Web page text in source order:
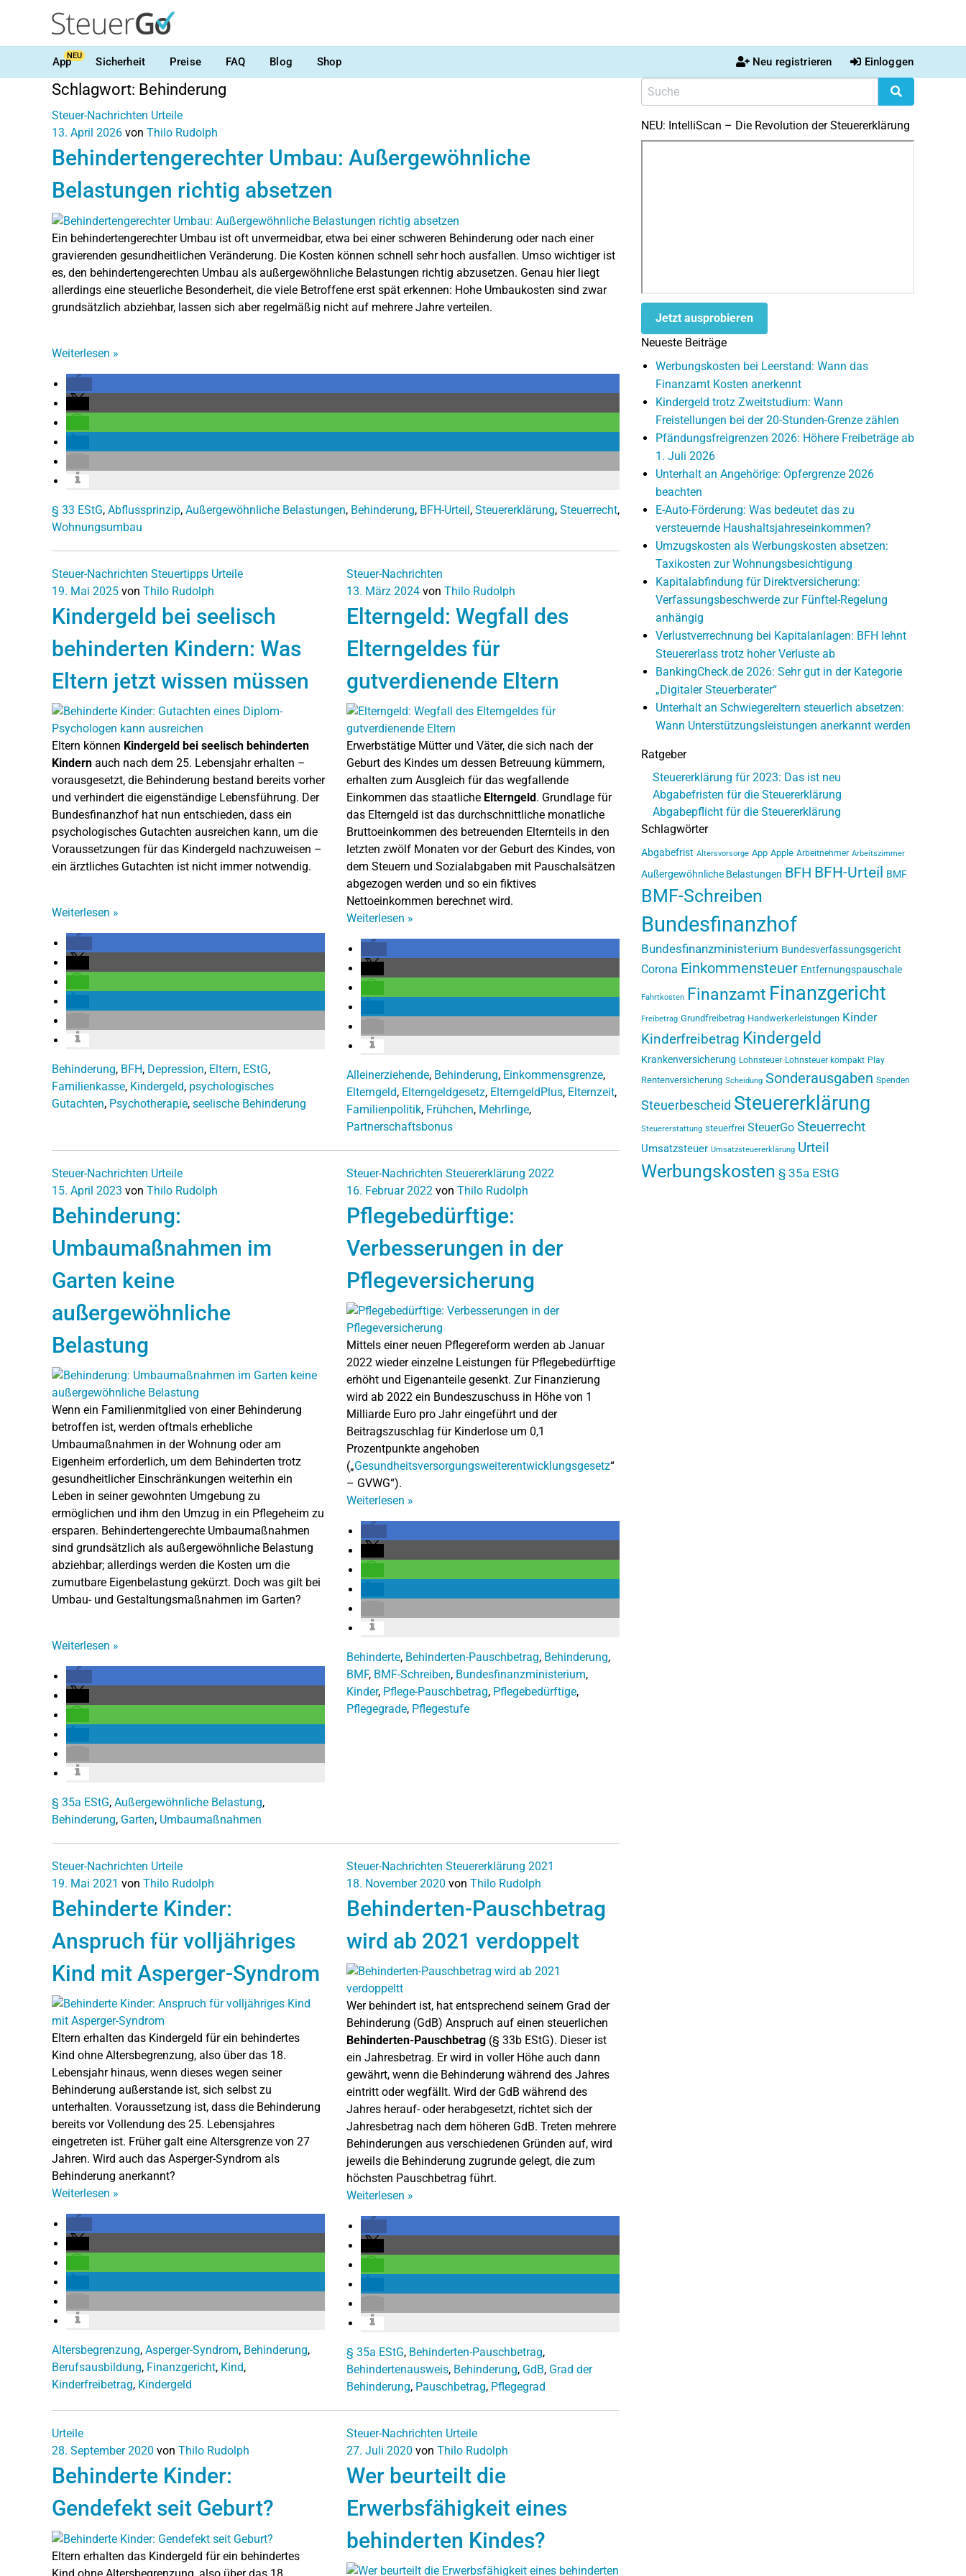
AppNEU Sicherheit Preise FAQ Blog Shop Neu registrieren Einloggen
Schlagwort: Behinderung
Steuer-Nachrichten Urteile
13. April 2026 von Thilo Rudolph
Behindertengerechter Umbau: Außergewöhnliche
Belastungen richtig absetzen
Ein behindertengerechter Umbau ist oft unvermeidbar, etwa bei einer schweren Behinderung oder nach einer
gravierenden gesundheitlichen Veränderung. Die Kosten können schnell sehr hoch ausfallen. Umso wichtiger ist
es, den behindertengerechten Umbau als außergewöhnliche Belastungen richtig abzusetzen. Genau hier liegt
allerdings eine steuerliche Besonderheit, die viele Betroffene erst spät erkennen: Hohe Umbaukosten sind zwar
grundsätzlich abziehbar, lassen sich aber regelmäßig nicht auf mehrere Jahre verteilen.
Weiterlesen »
§ 33 EStG, Abflussprinzip, Außergewöhnliche Belastungen, Behinderung, BFH-Urteil, Steuererklärung, Steuerrecht,
Wohnungsumbau
Steuer-Nachrichten Steuertipps Urteile
19. Mai 2025 von Thilo Rudolph
Kindergeld bei seelisch
behinderten Kindern: Was
Eltern jetzt wissen müssen
Eltern können Kindergeld bei seelisch behinderten
Kindern auch nach dem 25. Lebensjahr erhalten –
vorausgesetzt, die Behinderung bestand bereits vorher
und verhindert die eigenständige Lebensführung. Der
Bundesfinanzhof hat nun entschieden, dass ein
psychologisches Gutachten ausreichen kann, um die
Voraussetzungen für das Kindergeld nachzuweisen –
ein ärztliches Gutachten ist nicht immer notwendig.
Weiterlesen »
Behinderung, BFH, Depression, Eltern, EStG,
Familienkasse, Kindergeld, psychologisches
Gutachten, Psychotherapie, seelische Behinderung
Steuer-Nachrichten
13. März 2024 von Thilo Rudolph
Elterngeld: Wegfall des
Elterngeldes für
gutverdienende Eltern
Erwerbstätige Mütter und Väter, die sich nach der
Geburt des Kindes um dessen Betreuung kümmern,
erhalten zum Ausgleich für das wegfallende
Einkommen das staatliche Elterngeld. Grundlage für
das Elterngeld ist das durchschnittliche monatliche
Bruttoeinkommen des betreuenden Elternteils in den
letzten zwölf Monaten vor der Geburt des Kindes, von
dem Steuern und Sozialabgaben mit Pauschalsätzen
abgezogen werden und so ein fiktives
Nettoeinkommen berechnet wird.
Weiterlesen »
Alleinerziehende, Behinderung, Einkommensgrenze,
Elterngeld, Elterngeldgesetz, ElterngeldPlus, Elternzeit,
Familienpolitik, Frühchen, Mehrlinge,
Partnerschaftsbonus
Steuer-Nachrichten Urteile
15. April 2023 von Thilo Rudolph
Behinderung:
Umbaumaßnahmen im
Garten keine
außergewöhnliche
Belastung
Wenn ein Familienmitglied von einer Behinderung
betroffen ist, werden oftmals erhebliche
Umbaumaßnahmen in der Wohnung oder am
Eigenheim erforderlich, um dem Behinderten trotz
gesundheitlicher Einschränkungen weiterhin ein
Leben in seiner gewohnten Umgebung zu
ermöglichen und ihm den Umzug in ein Pflegeheim zu
ersparen. Behindertengerechte Umbaumaßnahmen
sind grundsätzlich als außergewöhnliche Belastung
abziehbar; allerdings werden die Kosten um die
zumutbare Eigenbelastung gekürzt. Doch was gilt bei
Umbau- und Gestaltungsmaßnahmen im Garten?
Weiterlesen »
§ 35a EStG, Außergewöhnliche Belastung,
Behinderung, Garten, Umbaumaßnahmen
Steuer-Nachrichten Steuererklärung 2022
16. Februar 2022 von Thilo Rudolph
Pflegebedürftige:
Verbesserungen in der
Pflegeversicherung
Mittels einer neuen Pflegereform werden ab Januar
2022 wieder einzelne Leistungen für Pflegebedürftige
erhöht und Eigenanteile gesenkt. Zur Finanzierung
wird ab 2022 ein Bundeszuschuss in Höhe von 1
Milliarde Euro pro Jahr eingeführt und der
Beitragszuschlag für Kinderlose um 0,1
Prozentpunkte angehoben
(„Gesundheitsversorgungsweiterentwicklungsgesetz“
– GVWG“).
Weiterlesen »
Behinderte, Behinderten-Pauschbetrag, Behinderung,
BMF, BMF-Schreiben, Bundesfinanzministerium,
Kinder, Pflege-Pauschbetrag, Pflegebedürftige,
Pflegegrade, Pflegestufe
Steuer-Nachrichten Urteile
19. Mai 2021 von Thilo Rudolph
Behinderte Kinder:
Anspruch für volljähriges
Kind mit Asperger-Syndrom
Eltern erhalten das Kindergeld für ein behindertes
Kind ohne Altersbegrenzung, also über das 18.
Lebensjahr hinaus, wenn dieses wegen seiner
Behinderung außerstande ist, sich selbst zu
unterhalten. Voraussetzung ist, dass die Behinderung
bereits vor Vollendung des 25. Lebensjahres
eingetreten ist. Früher galt eine Altersgrenze von 27
Jahren. Wird auch das Asperger-Syndrom als
Behinderung anerkannt?
Weiterlesen »
Altersbegrenzung, Asperger-Syndrom, Behinderung,
Berufsausbildung, Finanzgericht, Kind,
Kinderfreibetrag, Kindergeld
Steuer-Nachrichten Steuererklärung 2021
18. November 2020 von Thilo Rudolph
Behinderten-Pauschbetrag
wird ab 2021 verdoppelt
Wer behindert ist, hat entsprechend seinem Grad der
Behinderung (GdB) Anspruch auf einen steuerlichen
Behinderten-Pauschbetrag (§ 33b EStG). Dieser ist
ein Jahresbetrag. Er wird in voller Höhe auch dann
gewährt, wenn die Behinderung während des Jahres
eintritt oder wegfällt. Wird der GdB während des
Jahres herauf- oder herabgesetzt, richtet sich der
Jahresbetrag nach dem höheren GdB. Treten mehrere
Behinderungen aus verschiedenen Gründen auf, wird
jeweils die Behinderung zugrunde gelegt, die zum
höchsten Pauschbetrag führt.
Weiterlesen »
§ 35a EStG, Behinderten-Pauschbetrag,
Behindertenausweis, Behinderung, GdB, Grad der
Behinderung, Pauschbetrag, Pflegegrad
Urteile
28. September 2020 von Thilo Rudolph
Behinderte Kinder:
Gendefekt seit Geburt?
Eltern erhalten das Kindergeld für ein behindertes
Kind ohne Altersbegrenzung, also über das 18.
Steuer-Nachrichten Urteile
27. Juli 2020 von Thilo Rudolph
Wer beurteilt die
Erwerbsfähigkeit eines
behinderten Kindes?
NEU: IntelliScan – Die Revolution der Steuererklärung
Jetzt ausprobieren
Neueste Beiträge
Werbungskosten bei Leerstand: Wann das
Finanzamt Kosten anerkennt
Kindergeld trotz Zweitstudium: Wann
Freistellungen bei der 20-Stunden-Grenze zählen
Pfändungsfreigrenzen 2026: Höhere Freibeträge ab
1. Juli 2026
Unterhalt an Angehörige: Opfergrenze 2026
beachten
E-Auto-Förderung: Was bedeutet das zu
versteuernde Haushaltsjahreseinkommen?
Umzugskosten als Werbungskosten absetzen:
Taxikosten zur Wohnungsbesichtigung
Kapitalabfindung für Direktversicherung:
Verfassungsbeschwerde zur Fünftel-Regelung
anhängig
Verlustverrechnung bei Kapitalanlagen: BFH lehnt
Steuererlass trotz hoher Verluste ab
BankingCheck.de 2026: Sehr gut in der Kategorie
„Digitaler Steuerberater“
Unterhalt an Schwiegereltern steuerlich absetzen:
Wann Unterstützungsleistungen anerkannt werden
Ratgeber
Steuererklärung für 2023: Das ist neu
Abgabefristen für die Steuererklärung
Abgabepflicht für die Steuererklärung
Schlagwörter
Abgabefrist Altersvorsorge App Apple Arbeitnehmer Arbeitszimmer
Außergewöhnliche Belastungen BFH BFH-Urteil BMF
BMF-Schreiben
Bundesfinanzhof
Bundesfinanzministerium Bundesverfassungsgericht
Corona Einkommensteuer Entfernungspauschale
Fahrtkosten Finanzamt Finanzgericht
Freibetrag Grundfreibetrag Handwerkerleistungen Kinder
Kinderfreibetrag Kindergeld
Krankenversicherung Lohnsteuer Lohnsteuer kompakt Play
Rentenversicherung Scheidung Sonderausgaben Spenden
Steuerbescheid Steuererklärung
Steuererstattung steuerfrei SteuerGo Steuerrecht
Umsatzsteuer Umsatzsteuererklärung Urteil
Werbungskosten § 35a EStG